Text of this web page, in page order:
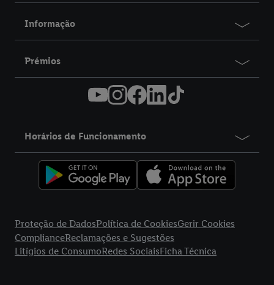
Informação
Prémios
Horários de Funcionamento
Proteção de DadosPolítica de CookiesGerir Cookies
ComplianceReclamações e Sugestões
Litígios de ConsumoRedes SociaisFicha Técnica